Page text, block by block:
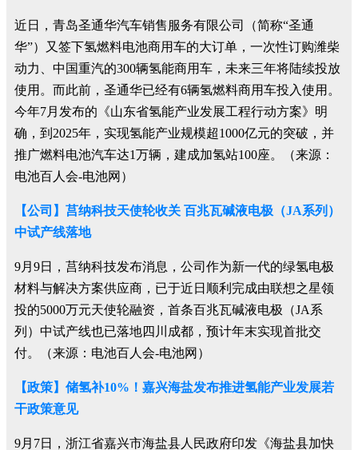
近日，青岛圣通华汽车销售服务有限公司（简称“圣通
华”）又签下氢燃料电池商用车的大订单，一次性订购潍柴
动力、中国重汽的300辆氢能商用车，未来三年将陆续投放
使用。而此前，圣通华已经有6辆氢燃料商用车投入使用。
今年7月发布的《山东省氢能产业发展工程行动方案》明
确，到2025年，实现氢能产业规模超1000亿元的突破，并
推广燃料电池汽车达1万辆，建成加氢站100座。（来源：
电池百人会-电池网）
【公司】莒纳科技天使轮收关 百兆瓦碱液电极（JA系列）
中试产线落地
9月9日，莒纳科技发布消息，公司作为新一代的绿氢电极
材料与解决方案供应商，已于近日顺利完成由联想之星领
投的5000万元天使轮融资，首条百兆瓦碱液电极（JA系
列）中试产线也已落地四川成都，预计年末实现首批交
付。（来源：电池百人会-电池网）
【政策】储氢补10%！嘉兴海盐发布推进氢能产业发展若
干政策意见
9月7日，浙江省嘉兴市海盐县人民政府印发《海盐县加快